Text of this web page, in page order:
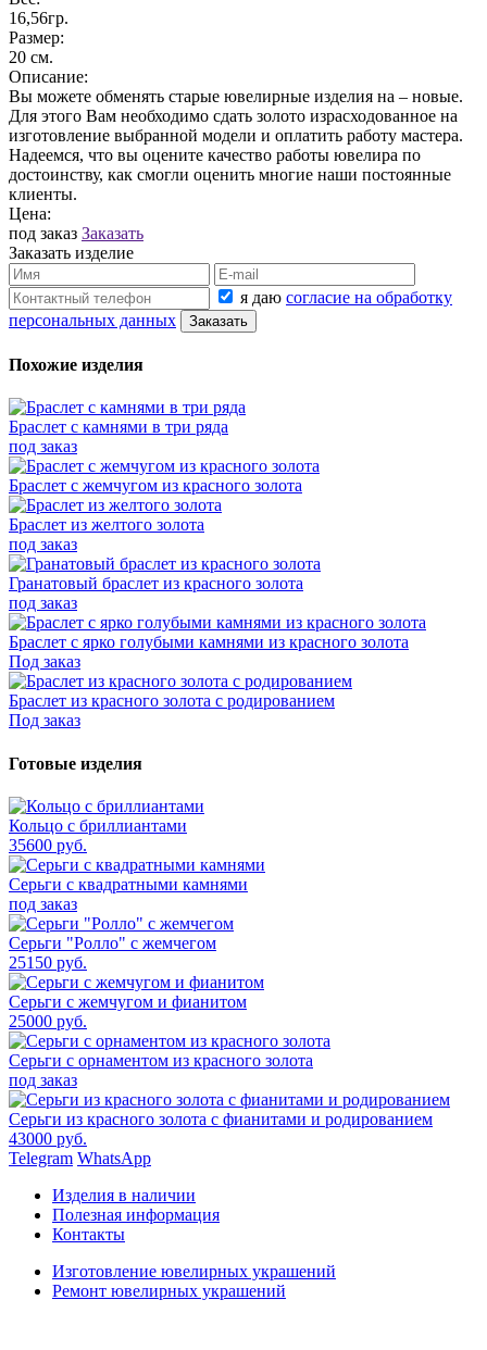
16,56гр.
Размер:
20 см.
Описание:
Вы можете обменять старые ювелирные изделия на – новые.
Для этого Вам необходимо сдать золото израсходованное на
изготовление выбранной модели и оплатить работу мастера.
Надеемся, что вы оцените качество работы ювелира по
достоинству, как смогли оценить многие наши постоянные
клиенты.
Цена:
под заказ Заказать
Заказать изделие
я даю согласие на обработку
персональных данных
Похожие изделия
Браслет с камнями в три ряда
под заказ
Браслет с жемчугом из красного золота
Браслет из желтого золота
под заказ
Гранатовый браслет из красного золота
под заказ
Браслет с ярко голубыми камнями из красного золота
Под заказ
Браслет из красного золота с родированием
Под заказ
Готовые изделия
Кольцо с бриллиантами
35600 руб.
Серьги с квадратными камнями
под заказ
Серьги "Ролло" с жемчегом
25150 руб.
Серьги с жемчугом и фианитом
25000 руб.
Серьги с орнаментом из красного золота
под заказ
Серьги из красного золота с фианитами и родированием
43000 руб.
Telegram WhatsApp
Изделия в наличии
Полезная информация
Контакты
Изготовление ювелирных украшений
Ремонт ювелирных украшений